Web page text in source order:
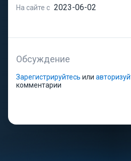
На сайте с 2023-06-02
Обсуждение
Зарегистрируйтесь или
комментарии